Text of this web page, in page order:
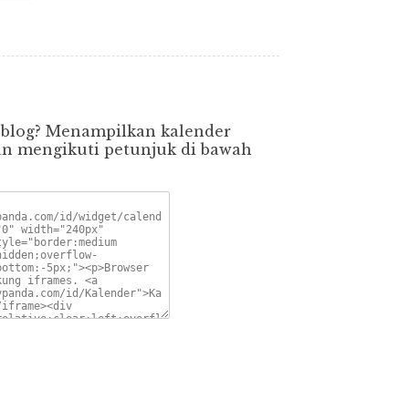
Menampilkan kalender
mengikuti petunjuk di bawah